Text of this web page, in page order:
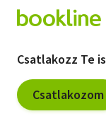
Csatlakozz Te
Csatlakozom